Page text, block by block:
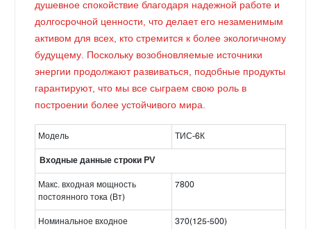
душевное спокойствие благодаря надежной работе и
долгосрочной ценности, что делает его незаменимым
активом для всех, кто стремится к более экологичному
будущему. Поскольку возобновляемые источники
энергии продолжают развиваться, подобные продукты
гарантируют, что мы все сыграем свою роль в
построении более устойчивого мира.
Модель ТИС-6К
Входные данные строки PV
Макс. входная мощность
постоянного тока (Вт)
7800
Номинальное входное
370(125-500)